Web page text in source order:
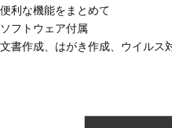
便利な機能をまとめて
ソフトウェア付属
文書作成、はがき作成、ウイルス